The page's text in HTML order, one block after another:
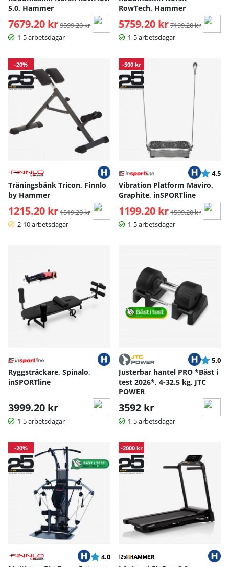
5.0, Hammer
7679.20 kr Ordinarie pris:
9599.20 kr
1-5 arbetsdagar
RowTech, Hammer
5759.20 krOrdinarie pris:
7199.20 kr
1-5 arbetsdagar
-20%
Träningsbänk Tricon, Finnlo
by Hammer
1215.20 kr Ordinarie pris:
1519.20 kr
2-10 arbetsdagar
-500 kr
Betyg:
4.5
Vibration Platform Maviro,
Graphite, inSPORTline
1199.20 kr Ordinarie pris:
1599.20 kr
1-5 arbetsdagar
Ryggsträckare, Spinalo,
inSPORTline
3999.20 kr
1-5 arbetsdagar
Betyg:
5.0
Justerbar hantel PRO *Bäst i
test 2026*, 4-32.5 kg, JTC
POWER
3592 kr
1-5 arbetsdagar
-20%
Betyg:
4.0 utav 5 stjärnor
-2000 kr